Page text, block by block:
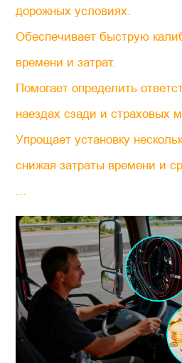
дорожных условиях.
Обеспечивает быструю
времени и затрат.
Помогает определить
наездах сзади и страховых
Упрощает установку
снижая затраты времени и
...